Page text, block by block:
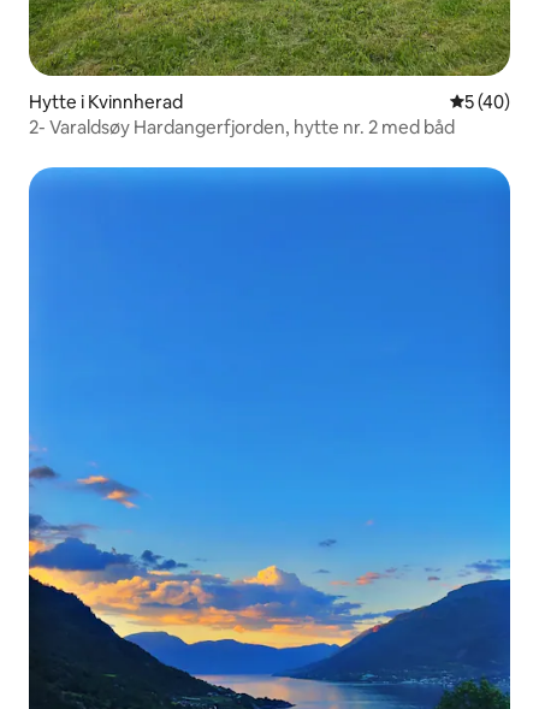
Hytte i Kvinnherad 5 ud af 5 i
5 (40)
2- Varaldsøy Hardangerfjorden, hytte nr. 2 med båd